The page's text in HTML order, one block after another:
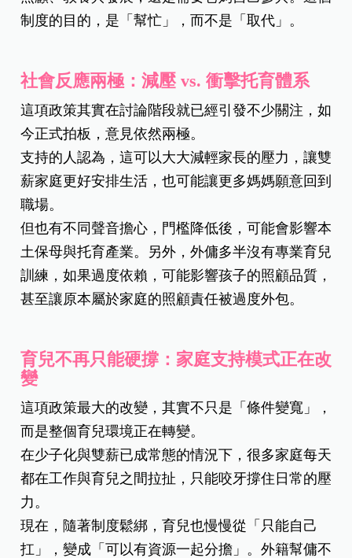
制度的目的，是「幫忙」，而不是「取代」。
社會反應兩極：減壓 vs. 衝擊托育體系
這項政策其實在討論階段就已經引發不少關注，如
今正式拍板，意見依然兩極。
支持的人認為，這可以大大減輕家長的壓力，讓雙
薪家庭更好安排生活，也可能讓更多媽媽願意回到
職場。
但也有不同聲音擔心，門檻降低後，可能會影響本
土保母與托育產業。另外，外傭多半沒有專業育兒
訓練，如果過度依賴，可能影響孩子的照顧品質，
甚至讓原本屬於家庭的照顧責任被過度外包。
育兒不再只能硬撐：家庭支持模式正在改
變
這項政策最大的改變，其實不只是「條件變寬」，
而是整個育兒環境正在轉變。
在少子化與雙薪已成常態的情況下，很多家庭每天
都在工作與育兒之間拉扯，只能咬牙撐住日常的壓
力。
現在，隨著制度鬆綁，育兒也慢慢從「只能自己
扛」，變成「可以有資源一起分擔」。外籍幫傭不